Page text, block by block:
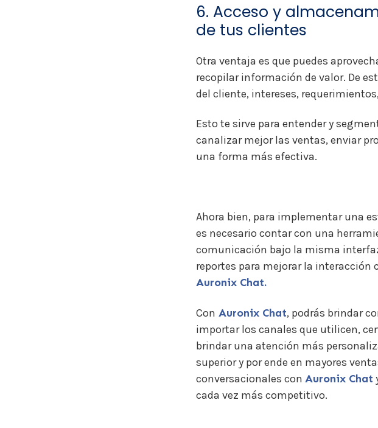
6. Acceso y
de tus clientes
Otra ventaja es que puedes
recopilar información de valor. De
del cliente, intereses,
Esto te sirve para entender y
canalizar mejor las ventas, enviar
una forma más efectiva.
Ahora bien, para implementar una
es necesario contar con una
comunicación bajo la misma
reportes para mejorar la interacción
Auronix Chat.
Con Auronix Chat, podrás brindar
importar los canales que utilicen,
brindar una atención más
superior y por ende en mayores
conversacionales con Auronix Chat
cada vez más competitivo.